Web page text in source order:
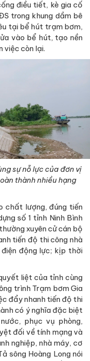
điều tiết, kè gia cố
trong khung dầm bê
tại bể hút trạm bơm,
vào bể hút, tạo nền
việc còn lại.
sự nỗ lực của đơn vị
thành nhiều hạng
chất lượng, đúng tiến
số 1 tỉnh Ninh Bình
xuyên cử cán bộ
tiến độ thi công nhà
động lực; kịp thời
liệt của tỉnh cùng
trình Trạm bơm Gia
đẩy nhanh tiến độ thi
có ý nghĩa đặc biệt
phục vụ phòng,
đối về tính mạng và
nghiệp, nhà máy, cơ
sông Hoàng Long nói